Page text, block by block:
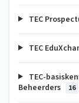
TEC
TEC
TEC-
Beheerders
16